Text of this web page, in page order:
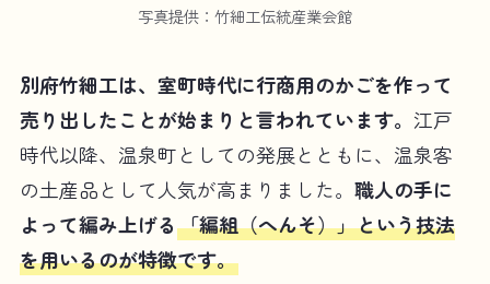
写真提供：竹細工伝統産業会館
別府竹細工は、室町時代に行商用のかごを作って
売り出したことが始まりと言われています。 江戸
時代以降、温泉町としての発展とともに、温泉客
の土産品として人気が高まりました。 職人の手に
よって編み上げる 「編組（へんそ）」という技法
を用いるのが特徴です。